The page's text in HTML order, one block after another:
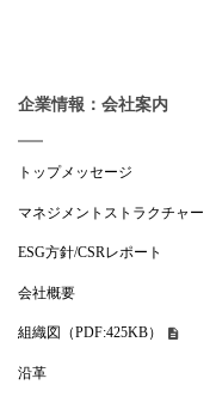
企業情報：会社案内
トップメッセージ
マネジメントストラクチャー
ESG方針/CSRレポート
会社概要
組織図（PDF:425KB）
沿革